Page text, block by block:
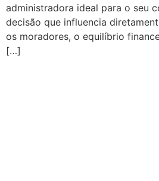
administradora ideal para o seu
decisão que influencia
os moradores, o equilíbrio
[…]